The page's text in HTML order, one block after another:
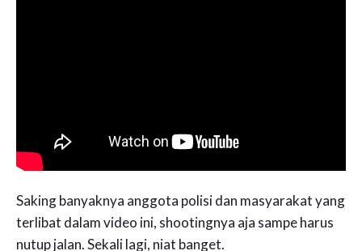
Saking banyaknya anggota polisi dan masyarakat yang
terlibat dalam video ini, shootingnya aja sampe harus
nutup jalan. Sekali lagi, niat banget.